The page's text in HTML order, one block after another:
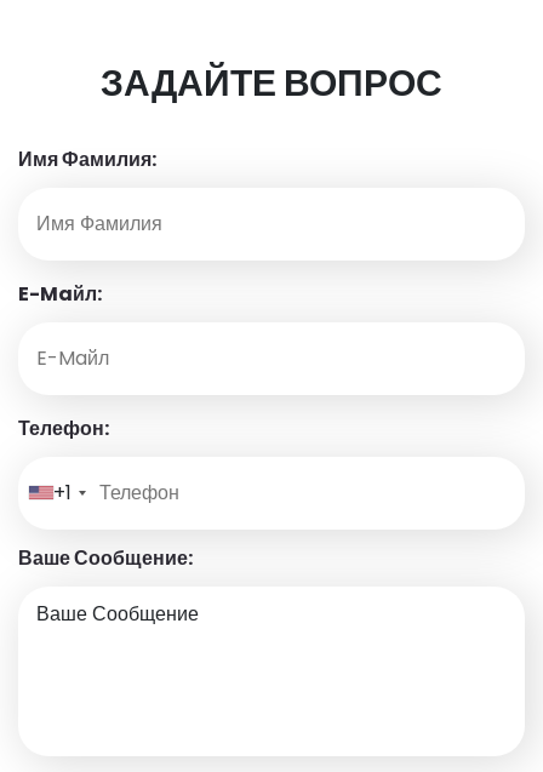
ЗАДАЙТЕ ВОПРОС
Имя Фамилия:
E-Maйл:
Телефон:
+1
Ваше Сообщение: